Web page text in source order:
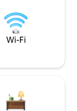
Wi-Fi